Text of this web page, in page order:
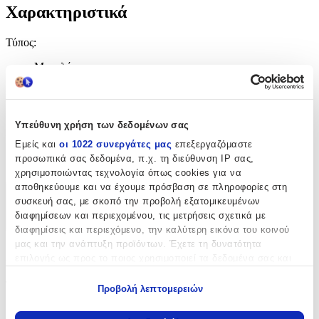
Υπεύθυνη χρήση των δεδομένων σας
Εμείς και οι 1022 συνεργάτες μας επεξεργαζόμαστε
προσωπικά σας δεδομένα, π.χ. τη διεύθυνση IP σας,
χρησιμοποιώντας τεχνολογία όπως cookies για να
αποθηκεύουμε και να έχουμε πρόσβαση σε πληροφορίες στη
συσκευή σας, με σκοπό την προβολή εξατομικευμένων
διαφημίσεων και περιεχομένου, τις μετρήσεις σχετικά με
διαφημίσεις και περιεχόμενο, την καλύτερη εικόνα του κοινού
μας και την ανάπτυξη προϊόντων. Έχετε τη δυνατότητα
Προβολή λεπτομερειών
Χαρακτηριστικά
Τύπος:
Μπρελόκ
Χρώμα
Κατασκευαστής:
Thumbs Up
Χαρακτηριστικά
Χαρακτηριστικά
Μπρελόκ